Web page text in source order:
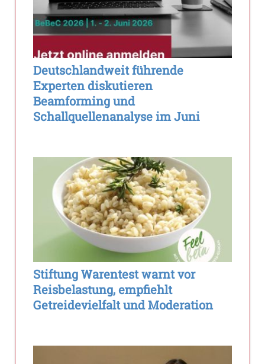
Deutschlandweit führende
Experten diskutieren
Beamforming und
Schallquellenanalyse im Juni
Stiftung Warentest warnt vor
Reisbelastung, empfiehlt
Getreidevielfalt und Moderation